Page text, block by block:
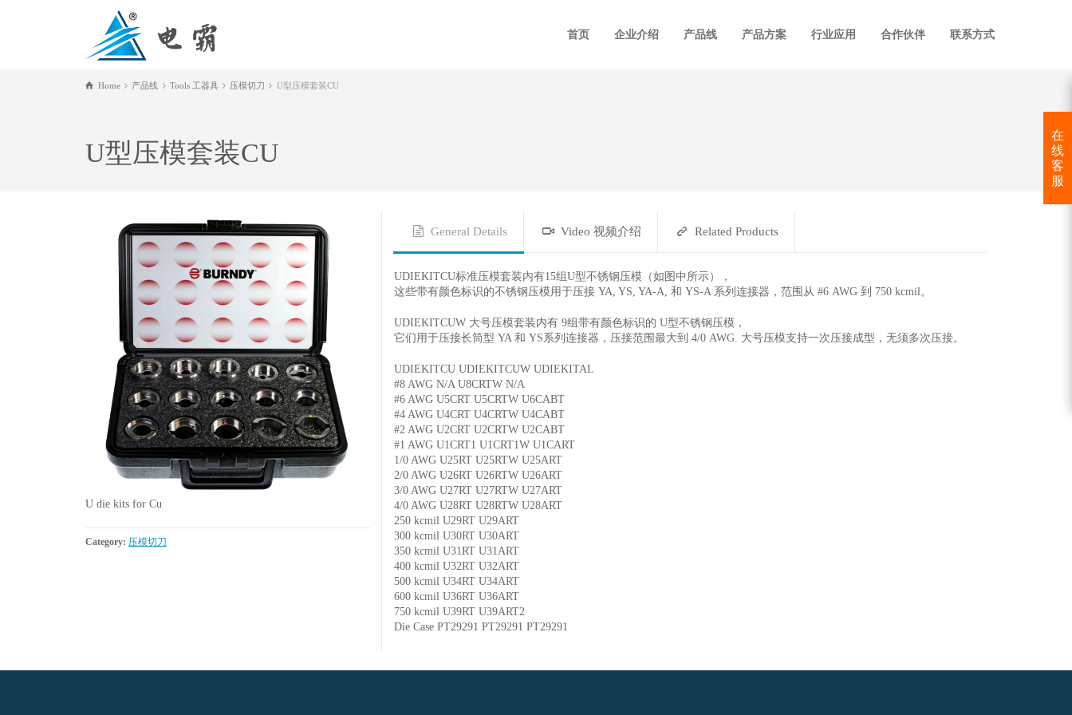
首页 企业介绍 产品线 产品方案 行业应用 合作伙伴 联系方式
Home 产品线 Tools 工器具 压模切刀 U型压模套装CU
U型压模套装CU
U die kits for Cu
Category: 压模切刀
General Details Video 视频介绍 Related Products
UDIEKITCU标准压模套装内有15组U型不锈钢压模（如图中所示），
这些带有颜色标识的不锈钢压模用于压接 YA, YS, YA-A, 和 YS-A 系列连接器，范围从 #6 AWG 到 750 kcmil。
UDIEKITCUW 大号压模套装内有 9组带有颜色标识的 U型不锈钢压模，
它们用于压接长筒型 YA 和 YS系列连接器，压接范围最大到 4/0 AWG. 大号压模支持一次压接成型，无须多次压接。
UDIEKITCU UDIEKITCUW UDIEKITAL
#8 AWG N/A U8CRTW N/A
#6 AWG U5CRT U5CRTW U6CABT
#4 AWG U4CRT U4CRTW U4CABT
#2 AWG U2CRT U2CRTW U2CABT
#1 AWG U1CRT1 U1CRT1W U1CART
1/0 AWG U25RT U25RTW U25ART
2/0 AWG U26RT U26RTW U26ART
3/0 AWG U27RT U27RTW U27ART
4/0 AWG U28RT U28RTW U28ART
250 kcmil U29RT U29ART
300 kcmil U30RT U30ART
350 kcmil U31RT U31ART
400 kcmil U32RT U32ART
500 kcmil U34RT U34ART
600 kcmil U36RT U36ART
750 kcmil U39RT U39ART2
Die Case PT29291 PT29291 PT29291
在
线
客
服